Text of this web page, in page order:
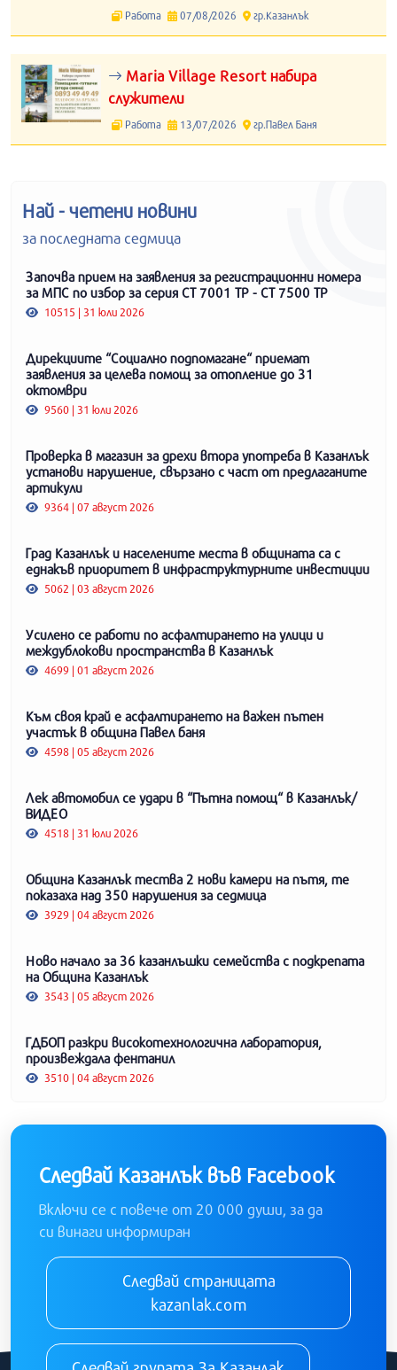
Работа 07/08/2026 гр.Казанлък
Maria Village Resort набира
служители
Работа 13/07/2026 гр.Павел Баня
Най - четени новини
за последната седмица
Започва прием на заявления за регистрационни номера
за МПС по избор за серия СТ 7001 ТР - СТ 7500 ТР
10515 | 31 юли 2026
Дирекциите “Социално подпомагане“ приемат
заявления за целева помощ за отопление до 31
октомври
9560 | 31 юли 2026
Проверка в магазин за дрехи втора употреба в Казанлък
установи нарушение, свързано с част от предлаганите
артикули
9364 | 07 август 2026
Град Казанлък и населените места в общината са с
еднакъв приоритет в инфраструктурните инвестиции
5062 | 03 август 2026
Усилено се работи по асфалтирането на улици и
междублокови пространства в Казанлък
4699 | 01 август 2026
Към своя край е асфалтирането на важен пътен
участък в община Павел баня
4598 | 05 август 2026
Лек автомобил се удари в “Пътна помощ“ в Казанлък/
ВИДЕО
4518 | 31 юли 2026
Община Казанлък тества 2 нови камери на пътя, те
показаха над 350 нарушения за седмица
3929 | 04 август 2026
Ново начало за 36 казанлъшки семейства с подкрепата
на Община Казанлък
3543 | 05 август 2026
ГДБОП разкри високотехнологична лаборатория,
произвеждала фентанил
3510 | 04 август 2026
Следвай Казанлък във Facebook
Включи се с повече от 20 000 души, за да
си винаги информиран
Следвай страницата
kazanlak.com